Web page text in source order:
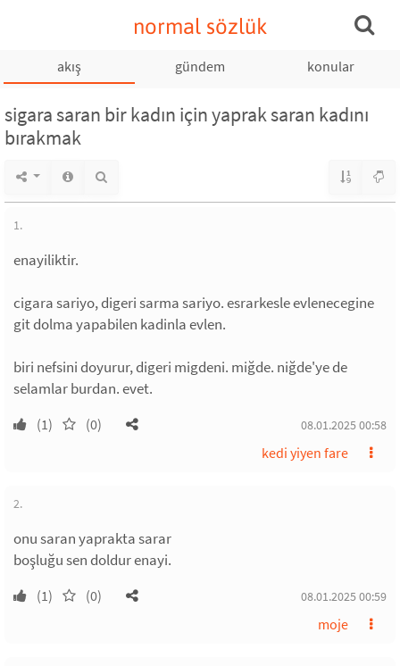
normal sözlük
akış gündem konular
sigara saran bir kadın için yaprak saran kadını
bırakmak
1.
enayiliktir.
cigara sariyo, digeri sarma sariyo. esrarkesle evlenecegine
git dolma yapabilen kadinla evlen.
biri nefsini doyurur, digeri migdeni. miğde. niğde'ye de
selamlar burdan. evet.
(1) (0) 08.01.2025 00:58
kedi yiyen fare
2.
onu saran yaprakta sarar
boşluğu sen doldur enayi.
(1) (0) 08.01.2025 00:59
moje